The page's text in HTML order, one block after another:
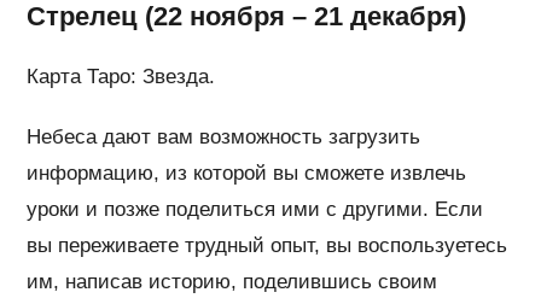
Стрелец (22 ноября – 21 декабря)
Карта Таро: Звезда.
Небеса дают вам возможность загрузить
информацию, из которой вы сможете извлечь
уроки и позже поделиться ими с другими. Если
вы переживаете трудный опыт, вы воспользуетесь
им, написав историю, поделившись своим